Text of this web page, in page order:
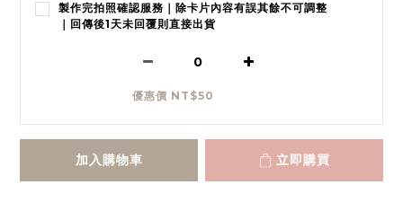
製作完拍照確認服務｜除卡片內容有誤其餘不可調整
｜回傳後1天未回覆則直接出貨
優惠價 NT$50
加入購物車 立即購買